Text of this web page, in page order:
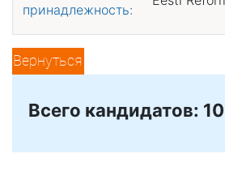
принадлежность:
Вернуться
Всего кандидатов: